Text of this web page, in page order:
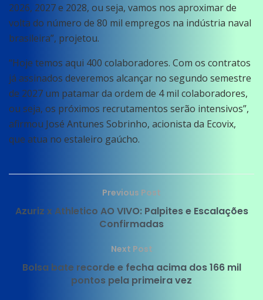
2026, 2027 e 2028, ou seja, vamos nos aproximar de
volta do número de 80 mil empregos na indústria naval
brasileira”, projetou.
“Hoje temos aqui 400 colaboradores. Com os contratos
já assinados deveremos alcançar no segundo semestre
de 2027 um patamar da ordem de 4 mil colaboradores,
ou seja, os próximos recrutamentos serão intensivos”,
afirmou José Antunes Sobrinho, acionista da Ecovix,
que atua no estaleiro gaúcho.
Previous Post
Azuriz x Athletico AO VIVO: Palpites e Escalações
Confirmadas
Next Post
Bolsa bate recorde e fecha acima dos 166 mil
pontos pela primeira vez